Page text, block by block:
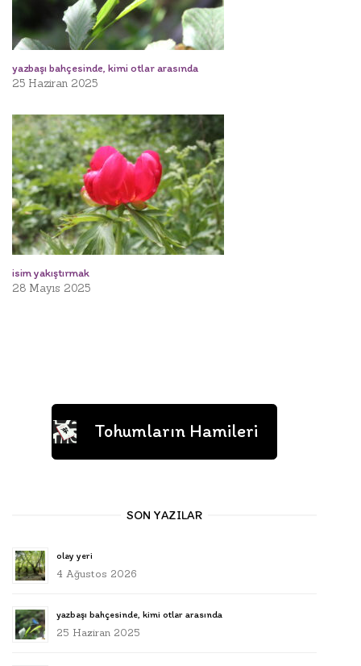
yazbaşı bahçesinde, kimi otlar arasında
25 Haziran 2025
isim yakıştırmak
28 Mayıs 2025
Tohumların Hamileri
SON YAZILAR
olay yeri
4 Ağustos 2026
yazbaşı bahçesinde, kimi otlar arasında
25 Haziran 2025